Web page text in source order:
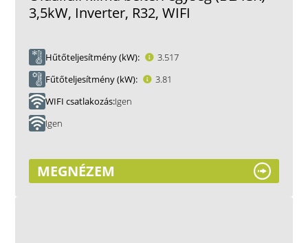
3,5kW, Inverter, R32, WIFI
Hűtőteljesítmény (kW)
3.517
Fűtőteljesítmény (kW)
3.81
WIFI csatlakozás Igen
Igen
MEGNÉZEM